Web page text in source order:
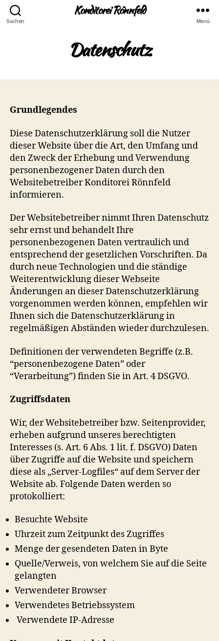
Suchen
Konditorei Rönnfeld
Menü
Datenschutz
Grundlegendes
Diese Datenschutzerklärung soll die Nutzer
dieser Website über die Art, den Umfang und
den Zweck der Erhebung und Verwendung
personenbezogener Daten durch den
Websitebetreiber Konditorei Rönnfeld
informieren.
Der Websitebetreiber nimmt Ihren Datenschutz
sehr ernst und behandelt Ihre
personenbezogenen Daten vertraulich und
entsprechend der gesetzlichen Vorschriften. Da
durch neue Technologien und die ständige
Weiterentwicklung dieser Webseite
Änderungen an dieser Datenschutzerklärung
vorgenommen werden können, empfehlen wir
Ihnen sich die Datenschutzerklärung in
regelmäßigen Abständen wieder durchzulesen.
Definitionen der verwendeten Begriffe (z.B.
“personenbezogene Daten” oder
“Verarbeitung”) finden Sie in Art. 4 DSGVO.
Zugriffsdaten
Wir, der Websitebetreiber bzw. Seitenprovider,
erheben aufgrund unseres berechtigten
Interesses (s. Art. 6 Abs. 1 lit. f. DSGVO) Daten
über Zugriffe auf die Website und speichern
diese als „Server-Logfiles“ auf dem Server der
Website ab. Folgende Daten werden so
protokolliert:
Besuchte Website
Uhrzeit zum Zeitpunkt des Zugriffes
Menge der gesendeten Daten in Byte
Quelle/Verweis, von welchem Sie auf die Seite
gelangten
Verwendeter Browser
Verwendetes Betriebssystem
Verwendete IP-Adresse